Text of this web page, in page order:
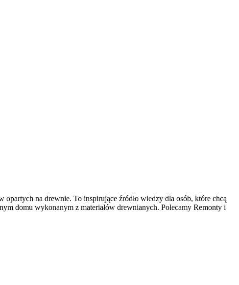
na drewnie. To inspirujące źródło wiedzy dla osób, które chcą
domu wykonanym z materiałów drewnianych. Polecamy Remonty i